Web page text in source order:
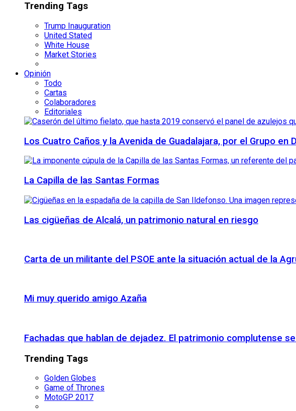
Trending Tags
Trump Inauguration
United Stated
White House
Market Stories
Opinión
Todo
Cartas
Colaboradores
Editoriales
Los Cuatro Caños y la Avenida de Guadalajara, por el Grupo
La Capilla de las Santas Formas
Las cigüeñas de Alcalá, un patrimonio natural en riesgo
Carta de un militante del PSOE ante la situación actual de la
Mi muy querido amigo Azaña
Fachadas que hablan de dejadez. El patrimonio complutense
Trending Tags
Golden Globes
Game of Thrones
MotoGP 2017